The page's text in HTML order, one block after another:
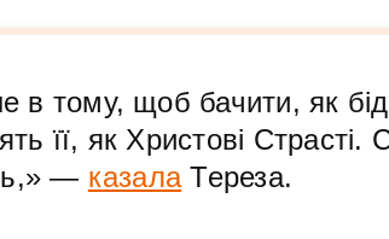
в тому, щоб бачити, як
її, як Христові Страсті.
— казалаТереза.